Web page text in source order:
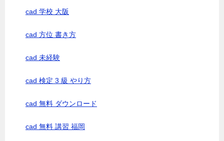
cad 学校 大阪
cad 方位 書き方
cad 未経験
cad 検定 3 級 やり方
cad 無料 ダウンロード
cad 無料 講習 福岡